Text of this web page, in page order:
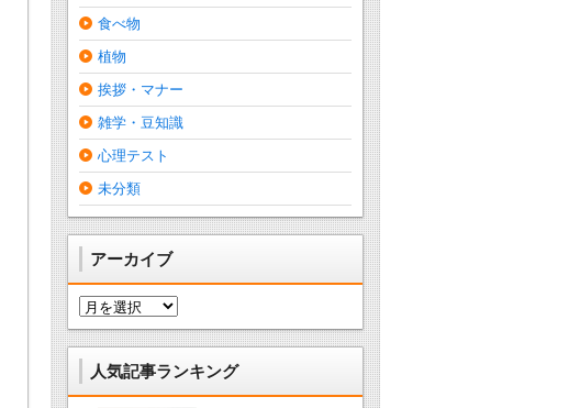
食べ物
植物
挨拶・マナー
雑学・豆知識
心理テスト
未分類
アーカイブ
ア
ー
カ
ブ
人気記事ランキング